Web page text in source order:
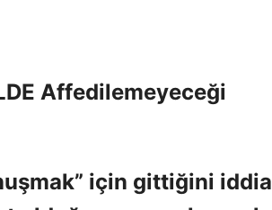
Affedilemeyeceği
için gittiğini iddia